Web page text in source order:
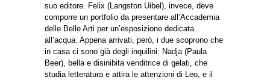
suo editore. Felix (Langston Uibel), invece, deve
comporre un portfolio da presentare all’Accademia
delle Belle Arti per un’esposizione dedicata
all’acqua. Appena arrivati, però, i due scoprono che
in casa ci sono già degli inquilini: Nadja (Paula
Beer), bella e disinibita venditrice di gelati, che
studia letteratura e attira le attenzioni di Leo, e il